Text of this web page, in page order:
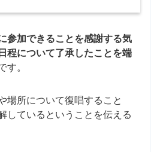
参加できることを感謝する気
程について了承したことを端
す。
場所について復唱すること
しているということを伝える